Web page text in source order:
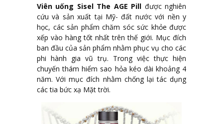
Viên uống Sisel The AGE Pill được nghiên
cứu và sản xuất tại Mỹ- đất nước với nền y
học, các sản phẩm chăm sóc sức khỏe được
xếp vào hàng tốt nhất trên thế giới. Mục đích
ban đầu của sản phẩm nhằm phục vụ cho các
phi hành gia vũ trụ. Trong việc thực hiện
chuyến thám hiểm sao hỏa kéo dài khoảng 4
năm. Với mục đích nhằm chống lại tác dụng
các tia bức xạ Mặt trời.